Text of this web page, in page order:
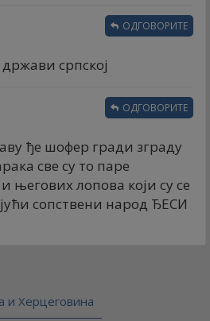
српској
ОДГОВОРИТЕ
ђе шофер гради зграду
све су то паре
лопова који су се
сопствени народ ЂЕСИ
ОДГОВОРИТЕ
и Херцеговина